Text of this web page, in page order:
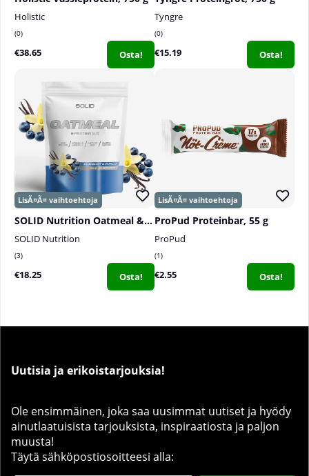
Holistic
0
€38.65 Osta!
Tyngre
0
€15.19 Osta!
SOLID Nutrition Oatmeal & Protein Mix, 750 g
SOLID Nutrition
3
€18.25 Osta!
ProPud Proteinbar, 55 g
ProPud
1
€2.55 Osta!
Uutisia ja erikoistarjouksia!
Ole ensimmäinen, joka saa uusimmat uutiset ja hyödy
ainutlaatuisista tarjouksista, inspiraatiosta ja paljon
muusta!
Täytä sähköpostiosoitteesi alla: